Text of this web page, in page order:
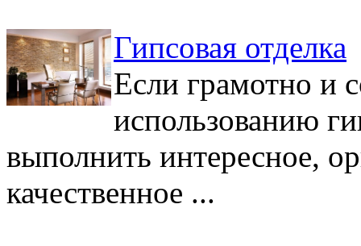
Гипсовая отделка
Если грамотно и
использованию
выполнить интересное,
качественное ...